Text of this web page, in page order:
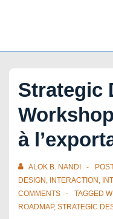
Strategic
à
ALOK B. NANDI
DESIGN , INTERACTION ,
COMMENTS
TAGGED
ROADMAP, STRATEGIC